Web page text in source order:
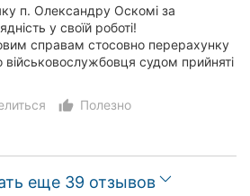
п. Олександру Оскомі за
у своїй роботі!
справам стосовно перерахунку
військовослужбовця судом прийняті
в результаті чого пенсія...
thumb_up_alt
Полезно
еще 39 отзывов